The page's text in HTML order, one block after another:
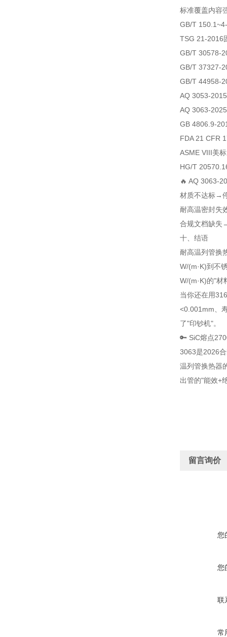
标准覆盖内容
GB/T
TSG 21-2016
GB/T 30578-
GB/T 37327-
GB/T 44958-
AQ 3053-2015
AQ 3063-2025
GB 4806.9-
FDA 21 CFR
ASME VIII美
HG/T
🔥 AQ 3063-
材质不达标→
耐高温密封失
合规文档缺失
十、结语
耐高温列管换
W/(m·K)到不
W/(m·K)的"材
当你还在用
<0.001mm、
了"印钞机"。
🔑 SiC熔点
3063是2026
温列管换热器
出管的"能效+
留言询价
您
您
联
常